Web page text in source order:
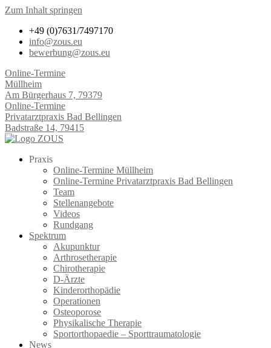
Zum Inhalt springen
+49 (0)7631/7497170
info@zous.eu
bewerbung@zous.eu
Online-Termine
Müllheim
Am Bürgerhaus 7, 79379
Online-Termine
Privatarztpraxis Bad Bellingen
Badstraße 14, 79415
Praxis
Online-Termine Müllheim
Online-Termine Privatarztpraxis Bad Bellingen
Team
Stellenangebote
Videos
Rundgang
Spektrum
Akupunktur
Arthrosetherapie
Chirotherapie
D-Ärzte
Kinderorthopädie
Operationen
Osteoporose
Physikalische Therapie
Sportorthopaedie – Sporttraumatologie
News